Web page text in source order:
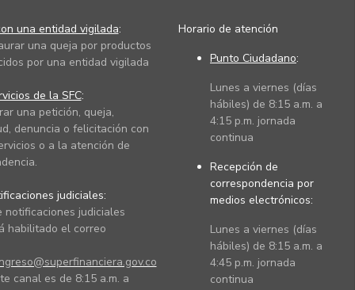
una entidad vigilada:
una queja por productos
por una entidad vigilada
de la SFC:
una petición, queja,
denuncia o felicitación con
o a la atención de
judiciales:
notificaciones judiciales
habilitado el correo
canal es de 8:15 a.m. a
Horario de atención
Punto Ciudadano:
Lunes a viernes (días
hábiles) de 8:15 a.m. a
4:15 p.m. jornada
continua
Recepción de
correspondencia por
medios electrónicos:
Lunes a viernes (días
hábiles) de 8:15 a.m. a
4:45 p.m. jornada
continua